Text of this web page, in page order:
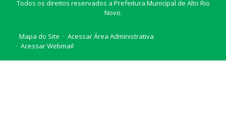
Todos os direitos reservados a Prefeitura Municipal de Alto Rio
Novo.
Mapa do Site
Acessar Área Administrativa
Acessar Webmail